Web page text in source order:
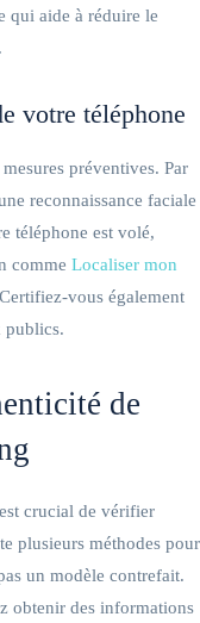
qui aide à réduire le
votre téléphone
préventives. Par
reconnaissance faciale
téléphone est volé,
comme Localiser mon
vous également
publics.
de
crucial de vérifier
plusieurs méthodes pour
un modèle contrefait.
obtenir des informations